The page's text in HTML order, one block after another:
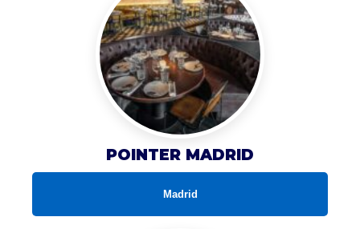
POINTER MADRID
Madrid